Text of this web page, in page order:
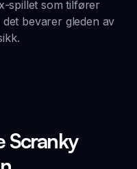
spillet som tilfører
det bevarer gleden av
Scranky